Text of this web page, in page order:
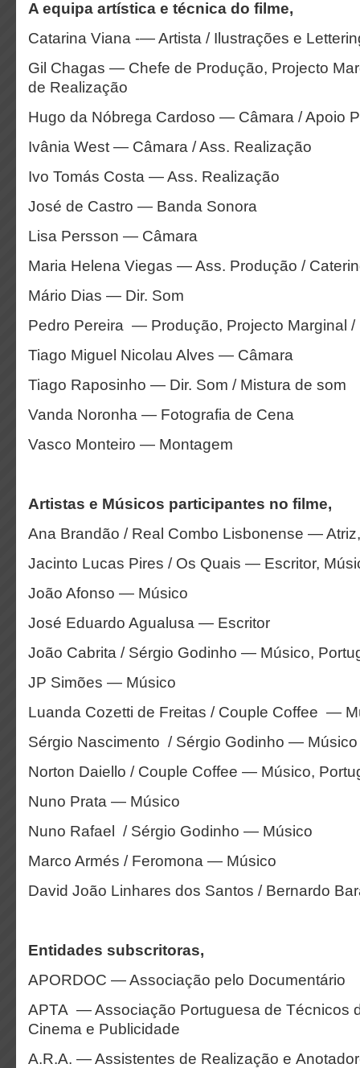
A equipa artística e técnica do filme,
Catarina Viana -— Artista / Ilustrações e
Gil Chagas — Chefe de Produção, Projecto
de Realização
Hugo da Nóbrega Cardoso — Câmara / Apoio
Ivânia West — Câmara / Ass. Realização
Ivo Tomás Costa — Ass. Realização
José de Castro — Banda Sonora
Lisa Persson — Câmara
Maria Helena Viegas — Ass. Produção /
Mário Dias — Dir. Som
Pedro Pereira — Produção, Projecto Marginal /
Tiago Miguel Nicolau Alves — Câmara
Tiago Raposinho — Dir. Som / Mistura de som
Vanda Noronha — Fotografia de Cena
Vasco Monteiro — Montagem
Artistas e Músicos participantes no filme,
Ana Brandão / Real Combo Lisbonense —
Jacinto Lucas Pires / Os Quais — Escritor,
João Afonso — Músico
José Eduardo Agualusa — Escritor
João Cabrita / Sérgio Godinho — Músico,
JP Simões — Músico
Luanda Cozetti de Freitas / Couple Coffee —
Sérgio Nascimento / Sérgio Godinho — Músico
Norton Daiello / Couple Coffee — Músico,
Nuno Prata — Músico
Nuno Rafael / Sérgio Godinho — Músico
Marco Armés / Feromona — Músico
David João Linhares dos Santos / Bernardo
Entidades subscritoras,
APORDOC — Associação pelo Documentário
APTA — Associação Portuguesa de Técnicos
Cinema e Publicidade
A.R.A. — Assistentes de Realização e